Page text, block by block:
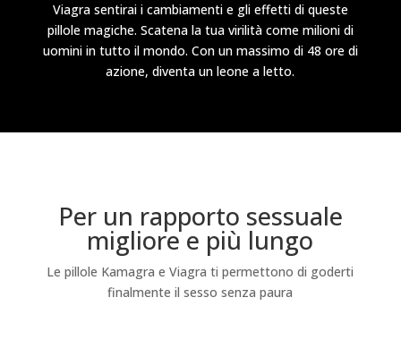
Viagra sentirai i cambiamenti e gli effetti di queste
pillole magiche. Scatena la tua virilità come milioni di
uomini in tutto il mondo. Con un massimo di 48 ore di
azione, diventa un leone a letto.
Per un rapporto sessuale
migliore e più lungo
Le pillole Kamagra e Viagra ti permettono di goderti
finalmente il sesso senza paura